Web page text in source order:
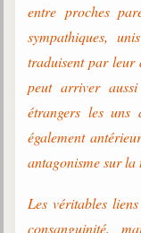
entre proches
sympathiques,
traduisent par leur
peut arriver
étrangers les uns
également
antagonisme sur la
Les véritables
consanguinité,